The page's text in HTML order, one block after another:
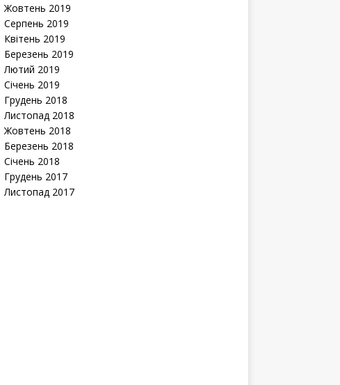
Жовтень 2019
Серпень 2019
Квітень 2019
Березень 2019
Лютий 2019
Січень 2019
Грудень 2018
Листопад 2018
Жовтень 2018
Березень 2018
Січень 2018
Грудень 2017
Листопад 2017